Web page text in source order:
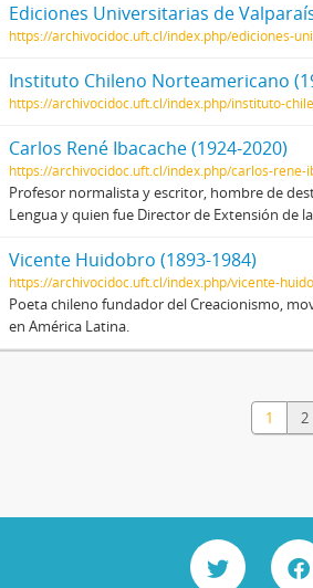
Ediciones Universitarias de
https://archivocidoc.uft.cl/index.php/ediciones-
Instituto Chileno Norteamericano
https://archivocidoc.uft.cl/index.php/instituto-
Carlos René Ibacache (1924-2020)
https://archivocidoc.uft.cl/index.php/carlos-rene-
Profesor normalista y escritor, hombre de
Lengua y quien fue Director de Extensión de
Vicente Huidobro (1893-1984)
https://archivocidoc.uft.cl/index.php/vicente-
Poeta chileno fundador del Creacionismo,
en América Latina.
1 2